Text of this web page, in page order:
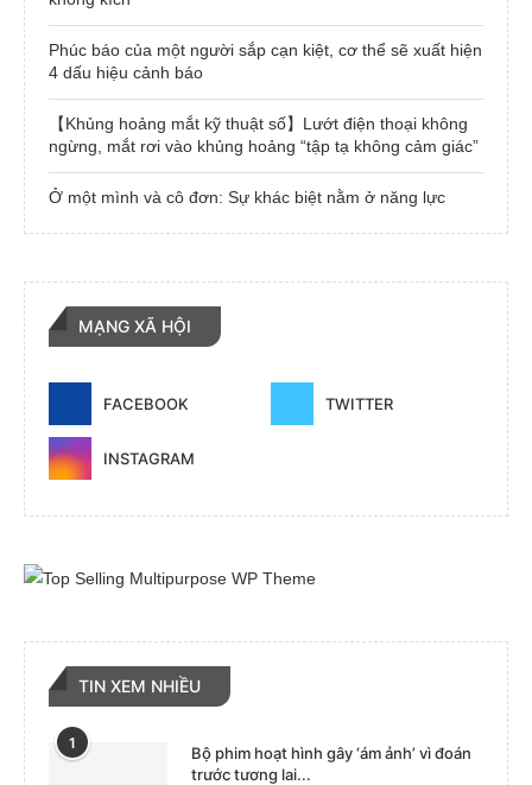
Phúc báo của một người sắp cạn kiệt, cơ thể sẽ xuất hiện
4 dấu hiệu cảnh báo
【Khủng hoảng mắt kỹ thuật số】Lướt điện thoại không
ngừng, mắt rơi vào khủng hoảng “tập tạ không cảm giác”
Ở một mình và cô đơn: Sự khác biệt nằm ở năng lực
MẠNG XÃ HỘI
FACEBOOK TWITTER
INSTAGRAM
TIN XEM NHIỀU
1
Bộ phim hoạt hình gây ‘ám ảnh’ vì đoán
trước tương lai...